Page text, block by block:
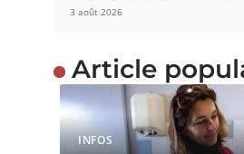
3 août 2026
Article
INFOS